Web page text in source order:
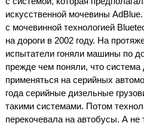
искусственной мочевины
с мочевинной технологией
на дороги в 2002 году. На
испытатели гоняли машины по
прежде чем поняли, что
применяться на серийных
года серийные дизельные
такими системами. Потом
перекочевала на автобусы. А не